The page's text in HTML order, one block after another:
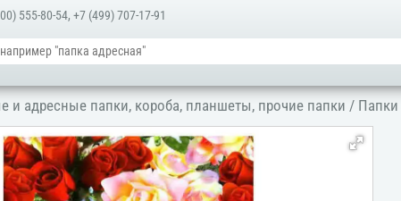
555-80-54,+7 (499) 707-17-91
и адресные папки, короба, планшеты, прочие папки / Папки